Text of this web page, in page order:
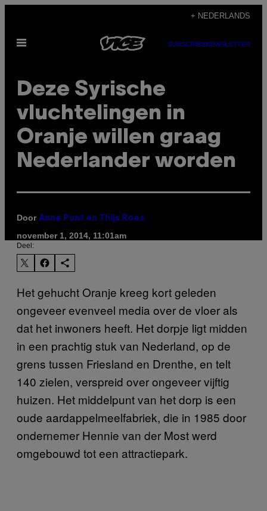
de
+ NEDERLANDS
Open
SUBSCRIBENEWSLETTER
Deze Syrische
vluchtelingen in
Oranje willen graag
Nederlander worden
Door Anne Punt en Thijs Roes
november 1, 2014, 11:01am
Deel:
Het gehucht Oranje kreeg kort geleden
ongeveer evenveel media over de vloer als
dat het inwoners heeft. Het dorpje ligt midden
in een prachtig stuk van Nederland, op de
grens tussen Friesland en Drenthe, en telt
140 zielen, verspreid over ongeveer vijftig
huizen. Het middelpunt van het dorp is een
oude aardappelmeelfabriek, die in 1985 door
ondernemer Hennie van der Most werd
omgebouwd tot een attractiepark.